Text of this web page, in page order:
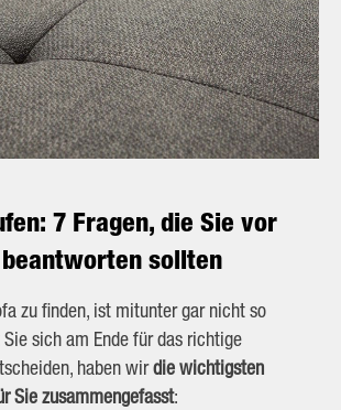
7 Fragen, die Sie vor
sollten
zu finden, ist mitunter gar nicht so
sich am Ende für das richtige
haben wirdie wichtigsten
Sie zusammengefasst: